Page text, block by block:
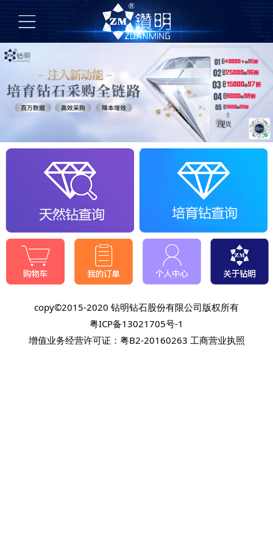
copy©2015-2020 钻明钻石股份有限公司版权所有
粤ICP备13021705号-1
增值业务经营许可证：粤B2-20160263 工商营业执照